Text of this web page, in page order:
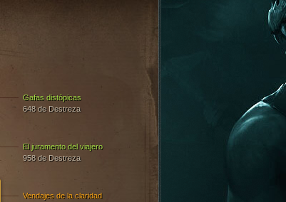
Gafas distópicas
648 de Destreza
Vendajes de la claridad
El juramento del viajero
958 de Destreza